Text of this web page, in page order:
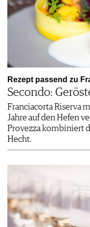
Rezept passend zu
Secondo:
Franciacorta Riserva
Jahre auf den Hefen
Provezza kombiniert
Hecht.